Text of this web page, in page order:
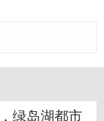
绿岛湖都市